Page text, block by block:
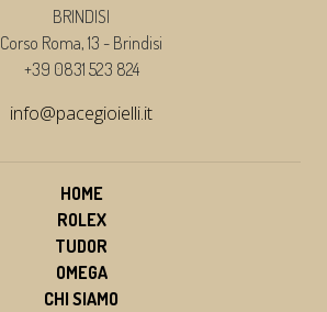
BRINDISI
Corso Roma, 13 - Brindisi
+39 0831 523 824
info@pacegioielli.it
HOME
ROLEX
TUDOR
OMEGA
CHI SIAMO